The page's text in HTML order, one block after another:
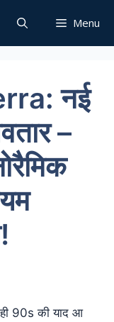
Menu
नई
–
90s की याद आ